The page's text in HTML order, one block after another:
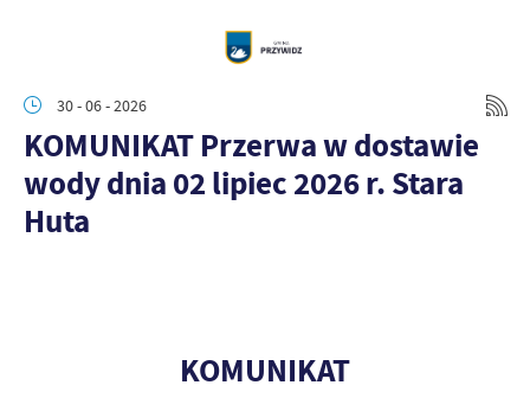
30 - 06 - 2026
KOMUNIKAT Przerwa w dostawie
wody dnia 02 lipiec 2026 r. Stara
Huta
KOMUNIKAT